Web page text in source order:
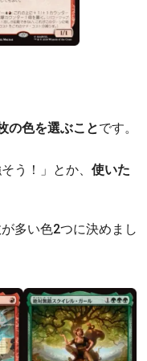
の色を選ぶことです。
う！」とか、使いた
多い色2つに決めまし